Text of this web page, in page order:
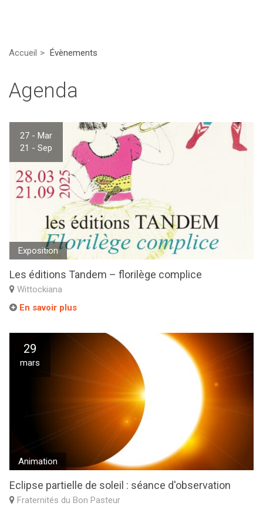
Accueil Évènements
Agenda
27 - Mar
21 - Sep
Exposition
Les éditions Tandem – florilège complice
Wittockiana
En savoir plus
29
mars
Animation
Eclipse partielle de soleil : séance d'observation
Fraternités du Bon Pasteur